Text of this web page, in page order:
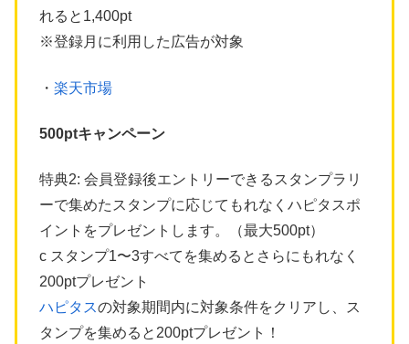
れると1,400pt
※登録月に利用した広告が対象
・ 楽天市場
500ptキャンペーン
特典2: 会員登録後エントリーできるスタンプラリ
ーで集めたスタンプに応じてもれなくハピタスポ
イントをプレゼントします。（最大500pt）
c スタンプ1〜3すべてを集めるとさらにもれなく
200ptプレゼント
ハピタスの対象期間内に対象条件をクリアし、ス
タンプを集めると200ptプレゼント！